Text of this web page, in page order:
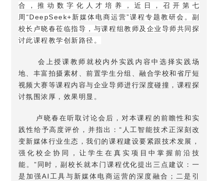
合，推动数字化人才培养，近日，召开第七
周“DeepSeek+新媒体电商运营”课程专题教研会。副
校长卢晓春莅临指导，与课程组教师及企业导师共同探
讨此课程教学创新路径。
会上授课教师就校内外实践内容中选择实践场
地、丰富拍摄素材、前置学生分组、融合学校和省厅短
视频大赛等课程内容与企业导师进行深度碰撞，课程探
讨氛围浓厚，效果明显。
卢晓春在听取讨论会后，对本课程的前瞻性和实
践性给予高度评价，并指出：“人工智能技术正深刻改
变新媒体行业生态，我们的课程建设要紧跟技术发展，
强化校企协同，让学生在真实项目中掌握前沿技
能。”同时，副校长就本门课程优化提出三点建议：一
是加强AI工具与新媒体电商运营的深度融合；二是引